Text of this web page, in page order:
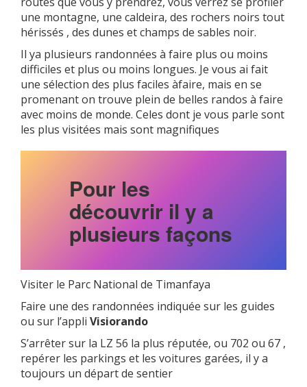
une montagne, une caldeira, des rochers noirs tout
hérissés , des dunes et champs de sables noir.
Il ya plusieurs randonnées à faire plus ou moins
difficiles et plus ou moins longues. Je vous ai fait
une sélection des plus faciles àfaire, mais en se
promenant on trouve plein de belles randos à faire
avec moins de monde. Celes dont je vous parle sont
les plus visitées mais sont magnifiques
Pour les
découvrir il y a
plusieurs façons
Visiter le Parc National de Timanfaya
Faire une des randonnées indiquée sur les guides
ou sur l’appli Visiorando
S’arrêter sur la LZ 56 la plus réputée, ou 702 ou 67 ,
repérer les parkings et les voitures garées, il y a
toujours un départ de sentier